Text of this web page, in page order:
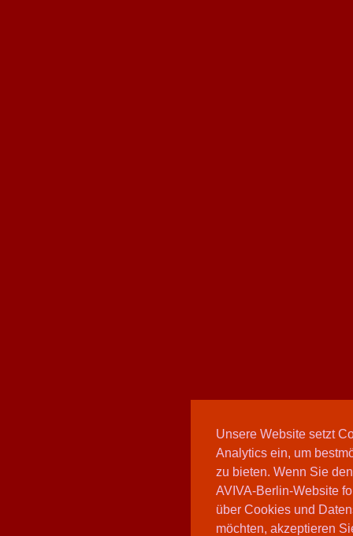
Unsere Website setzt
Analytics ein, um
zu bieten. Wenn Sie
AVIVA-Berlin-Website
über Cookies und
möchten, akzeptieren